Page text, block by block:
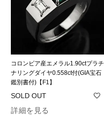
コロンビア産エメラル1.90ctプラチ
ナリングダイヤ0.558ct付(GIA宝石
鑑別書付)【F1】
詳細を見る